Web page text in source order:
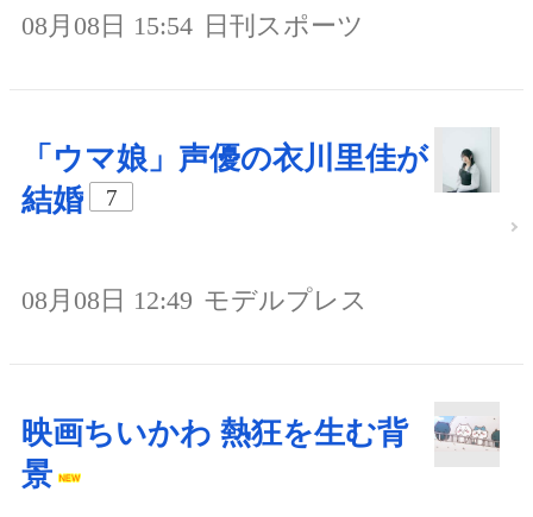
08月08日 15:54 日刊スポーツ
「ウマ娘」声優の衣川里佳が
結婚
7
08月08日 12:49 モデルプレス
映画ちいかわ 熱狂を生む背
景